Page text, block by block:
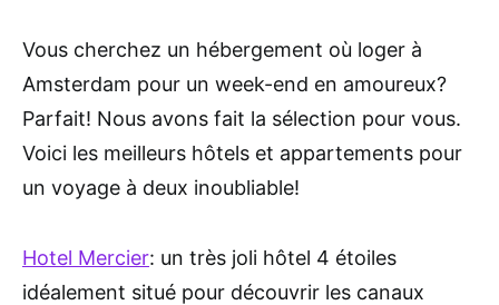
Vous cherchez un hébergement où loger à
Amsterdam pour un week-end en amoureux?
Parfait! Nous avons fait la sélection pour vous.
Voici les meilleurs hôtels et appartements pour
un voyage à deux inoubliable!
Hotel Mercier: un très joli hôtel 4 étoiles
idéalement situé pour découvrir les canaux